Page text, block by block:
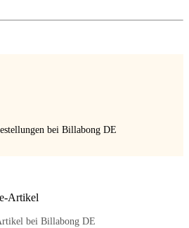
bei Billabong DE
Artikel
bei Billabong DE